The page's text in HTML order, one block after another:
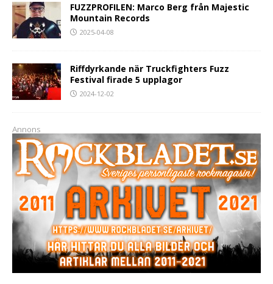
FUZZPROFILEN: Marco Berg från Majestic
Mountain Records
2025-04-08
Riffdyrkande när Truckfighters Fuzz
Festival firade 5 upplagor
2024-12-02
Annons